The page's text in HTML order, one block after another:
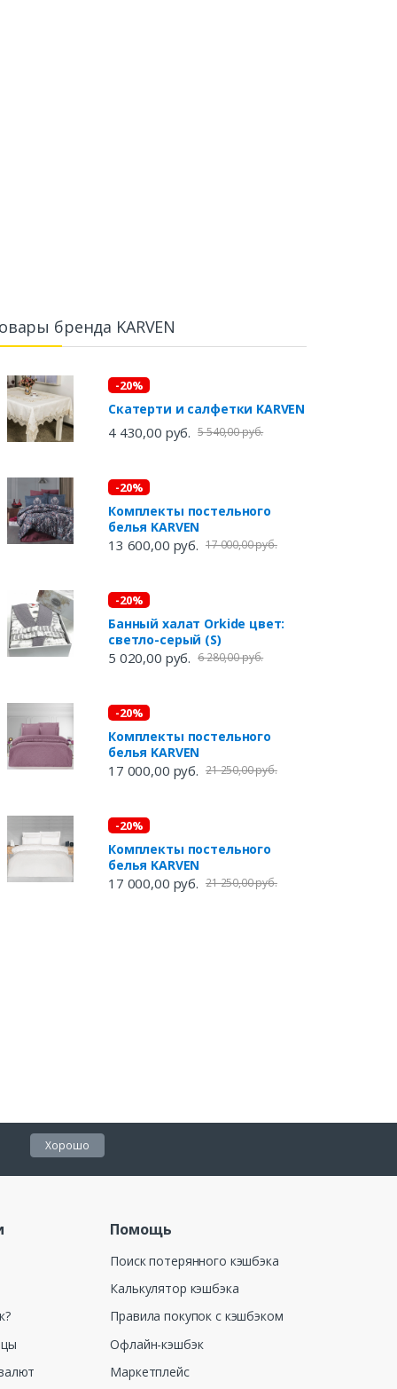
бренда KARVEN
-20%
Скатерти и салфетки KARVEN
4 430,00 руб. 5 540,00 руб.
-20%
Комплекты постельного
белья KARVEN
13 600,00 руб. 17 000,00 руб.
-20%
Банный халат Orkide цвет:
светло-серый (S)
5 020,00 руб. 6 280,00 руб.
-20%
Комплекты постельного
белья KARVEN
17 000,00 руб. 21 250,00 руб.
-20%
Комплекты постельного
белья KARVEN
17 000,00 руб. 21 250,00 руб.
Хорошо
Помощь
Поиск потерянного кэшбэка
Калькулятор кэшбэка
Правила покупок с кэшбэком
Офлайн-кэшбэк
Маркетплейс